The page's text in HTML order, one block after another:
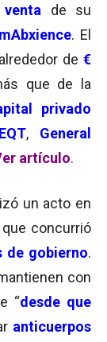
de su
mAbxience. El
de €
que de la
privado
EQT, General
artículo.
un acto en
concurrió
de gobierno.
con
“desde que
anticuerpos